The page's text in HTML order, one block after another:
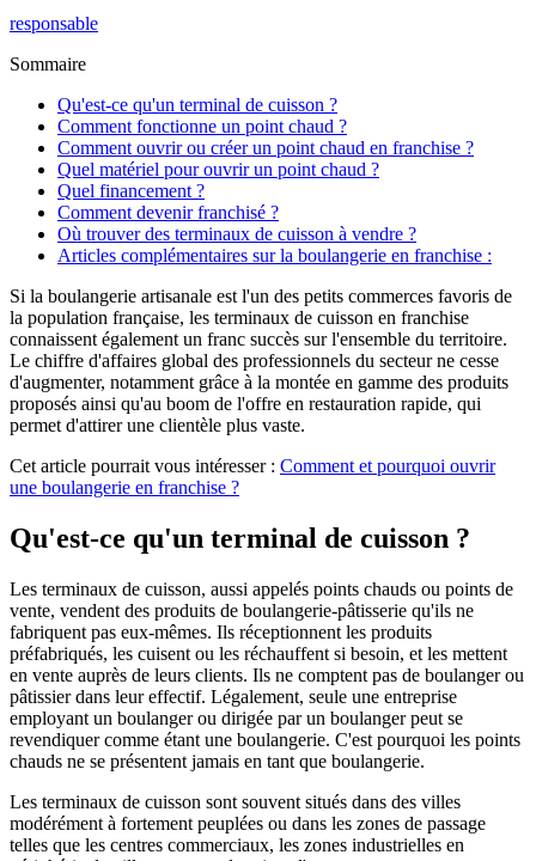
responsable
Sommaire
Qu'est-ce qu'un terminal de cuisson ?
Comment fonctionne un point chaud ?
Comment ouvrir ou créer un point chaud en franchise ?
Quel matériel pour ouvrir un point chaud ?
Quel financement ?
Comment devenir franchisé ?
Où trouver des terminaux de cuisson à vendre ?
Articles complémentaires sur la boulangerie en franchise :
Si la boulangerie artisanale est l'un des petits commerces favoris de
la population française, les terminaux de cuisson en franchise
connaissent également un franc succès sur l'ensemble du territoire.
Le chiffre d'affaires global des professionnels du secteur ne cesse
d'augmenter, notamment grâce à la montée en gamme des produits
proposés ainsi qu'au boom de l'offre en restauration rapide, qui
permet d'attirer une clientèle plus vaste.
Cet article pourrait vous intéresser : Comment et pourquoi ouvrir
une boulangerie en franchise ?
Qu'est-ce qu'un terminal de cuisson ?
Les terminaux de cuisson, aussi appelés points chauds ou points de
vente, vendent des produits de boulangerie-pâtisserie qu'ils ne
fabriquent pas eux-mêmes. Ils réceptionnent les produits
préfabriqués, les cuisent ou les réchauffent si besoin, et les mettent
en vente auprès de leurs clients. Ils ne comptent pas de boulanger ou
pâtissier dans leur effectif. Légalement, seule une entreprise
employant un boulanger ou dirigée par un boulanger peut se
revendiquer comme étant une boulangerie. C'est pourquoi les points
chauds ne se présentent jamais en tant que boulangerie.
Les terminaux de cuisson sont souvent situés dans des villes
modérément à fortement peuplées ou dans les zones de passage
telles que les centres commerciaux, les zones industrielles en